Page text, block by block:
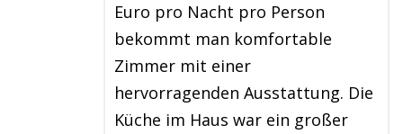
Euro pro Nacht pro Person
bekommt man komfortable
Zimmer mit einer
hervorragenden Ausstattung. Die
Küche im Haus war ein großer